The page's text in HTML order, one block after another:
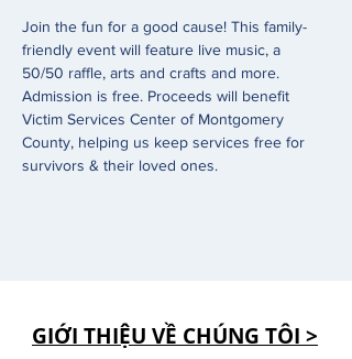
Join the fun for a good cause! This family-
friendly event will feature live music, a
50/50 raffle, arts and crafts and more.
Admission is free. Proceeds will benefit
Victim Services Center of Montgomery
County, helping us keep services free for
survivors & their loved ones.
GIỚI THIỆU VỀ CHÚNG TÔI >